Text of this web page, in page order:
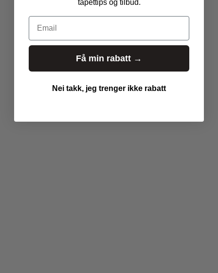
tapettips og tilbud.
Email
Få min rabatt →
Nei takk, jeg trenger ikke rabatt